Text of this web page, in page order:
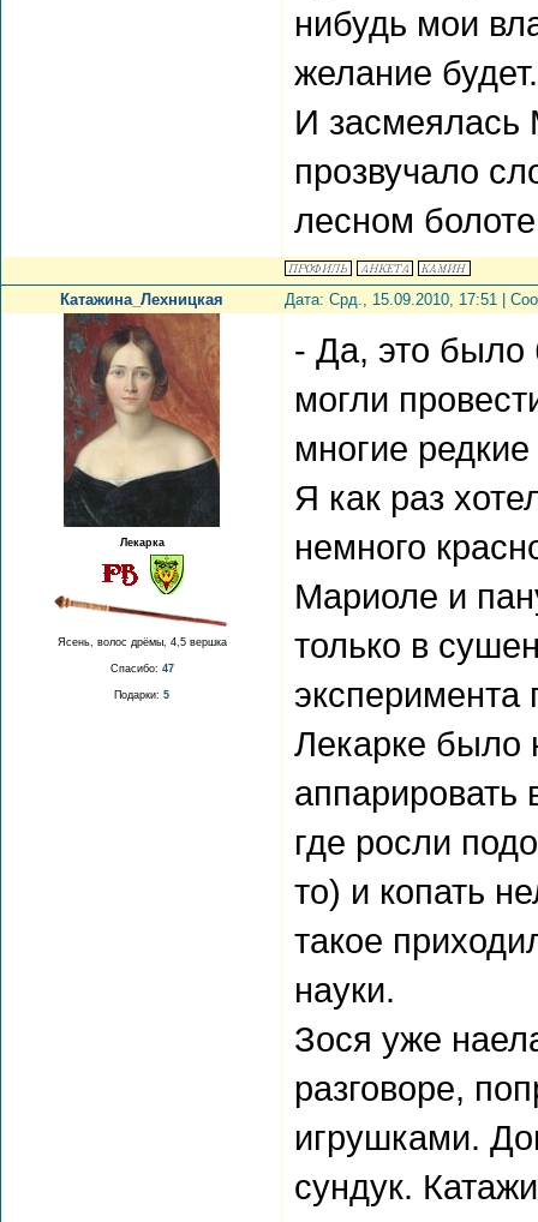
нибудь мои
желание будет.
И засмеялась
прозвучало
лесном
Катажина_Лехницкая Дата: Срд., 15.09.2010, 17:51 |
Лекарка
Ясень, волос дрёмы, 4,5 вершка
Спасибо: 47
Подарки: 5
- Да, это было
могли
многие
Я как раз
немного
Мариоле и
только в
Лекарке было
аппарировать
где росли
то) и копать
такое
науки.
Зося уже
разговоре,
игрушками.
сундук.